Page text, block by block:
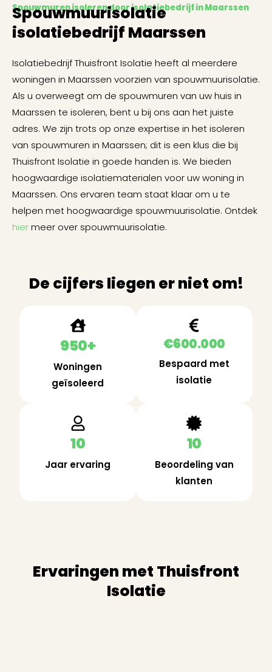
Spouwmuren isoleren door isolatiebedrijf in Maarssen
Spouwmuurisolatie
isolatiebedrijf Maarssen
Isolatiebedrijf Thuisfront Isolatie heeft al meerdere
woningen in Maarssen voorzien van spouwmuurisolatie.
Als u overweegt om de spouwmuren van uw huis in
Maarssen te isoleren, bent u bij ons aan het juiste
adres. We zijn trots op onze expertise in het isoleren
van spouwmuren in Maarssen; dit is een klus die bij
Thuisfront Isolatie in goede handen is. We bieden
hoogwaardige isolatiematerialen voor uw woning in
Maarssen. Ons ervaren team staat klaar om u te
helpen met hoogwaardige spouwmuurisolatie. Ontdek
hiermeer over spouwmuurisolatie.
De cijfers liegen er niet om!
950+
Woningen
geïsoleerd
€600.000
Bespaard met
isolatie
10
Jaar ervaring
10
Beoordeling van
klanten
Ervaringen met Thuisfront
Isolatie